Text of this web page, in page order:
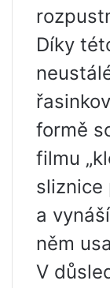
Díky
formě
filmu
sliznice
a
něm
V